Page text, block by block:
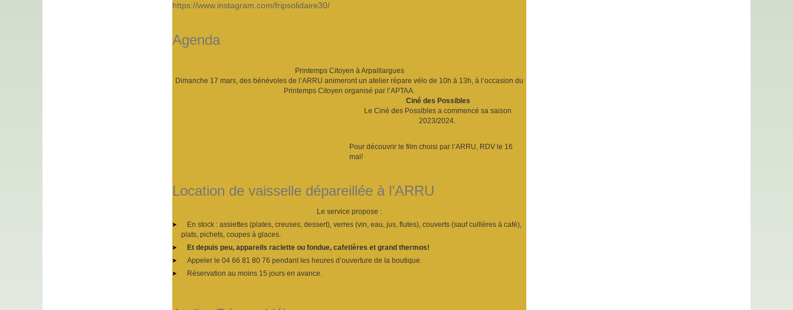
https://www.instagram.com/fripsolidaire30/
Agenda
Printemps Citoyen à Arpaillargues
Dimanche 17 mars, des bénévoles de l’ARRU animeront un atelier répare vélo de 10h à 13h, à l’occasion du
Printemps Citoyen organisé par l’APTAA.
Ciné des Possibles
Le Ciné des Possibles a commencé sa saison
2023/2024.
Pour découvrir le film choisi par l’ARRU, RDV le 16
mai!
Location de vaisselle dépareillée à l’ARRU
Le service propose :
En stock : assiettes (plates, creuses, dessert), verres (vin, eau, jus, flutes), couverts (sauf cuillères à café),
plats, pichets, coupes à glaces.
Et depuis peu, appareils raclette ou fondue, cafetières et grand thermos!
Appeler le 04 66 81 80 76 pendant les heures d’ouverture de la boutique.
Réservation au moins 15 jours en avance.